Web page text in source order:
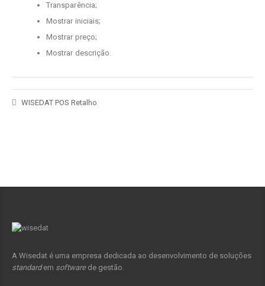
Transparência;
Mostrar iniciais;
Mostrar preço;
Mostrar descrição.
WISEDAT POS Retalho
A Wisedat é uma empresa dedicada ao desenvolvimento de soluções
standardem softwarede gestão.